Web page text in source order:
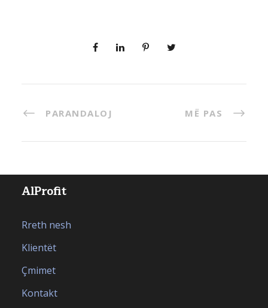
PARANDALOJ MË PAS
AlProfit
Rreth nesh
Klientët
Çmimet
Kontakt